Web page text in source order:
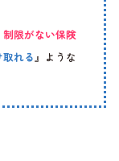
制限がない保険
れる』ような